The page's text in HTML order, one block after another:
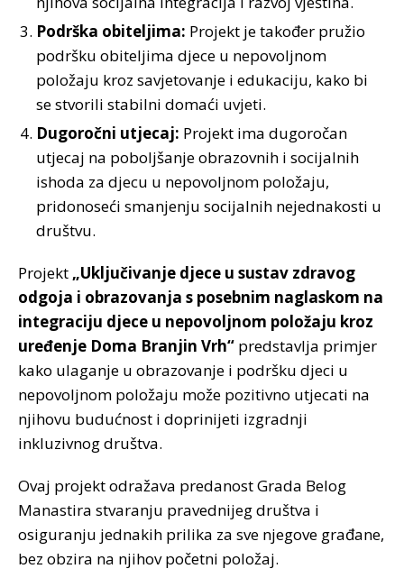
Podrška obiteljima: Projekt je također pružio
podršku obiteljima djece u nepovoljnom
položaju kroz savjetovanje i edukaciju, kako bi
se stvorili stabilni domaći uvjeti.
Dugoročni utjecaj: Projekt ima dugoročan
utjecaj na poboljšanje obrazovnih i socijalnih
ishoda za djecu u nepovoljnom položaju,
pridonoseći smanjenju socijalnih nejednakosti u
društvu.
Projekt „Uključivanje djece u sustav zdravog
odgoja i obrazovanja s posebnim naglaskom na
integraciju djece u nepovoljnom položaju kroz
uređenje Doma Branjin Vrh“ predstavlja primjer
kako ulaganje u obrazovanje i podršku djeci u
nepovoljnom položaju može pozitivno utjecati na
njihovu budućnost i doprinijeti izgradnji
inkluzivnog društva.
Ovaj projekt odražava predanost Grada Belog
Manastira stvaranju pravednijeg društva i
osiguranju jednakih prilika za sve njegove građane,
bez obzira na njihov početni položaj.